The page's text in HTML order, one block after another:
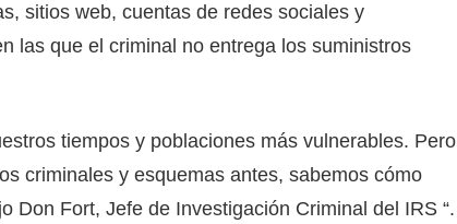
sitios web, cuentas de redes sociales y
las que el criminal no entrega los suministros
tiempos y poblaciones más vulnerables. Pero
criminales y esquemas antes, sabemos cómo
Don Fort, Jefe de Investigación Criminal del IRS “.